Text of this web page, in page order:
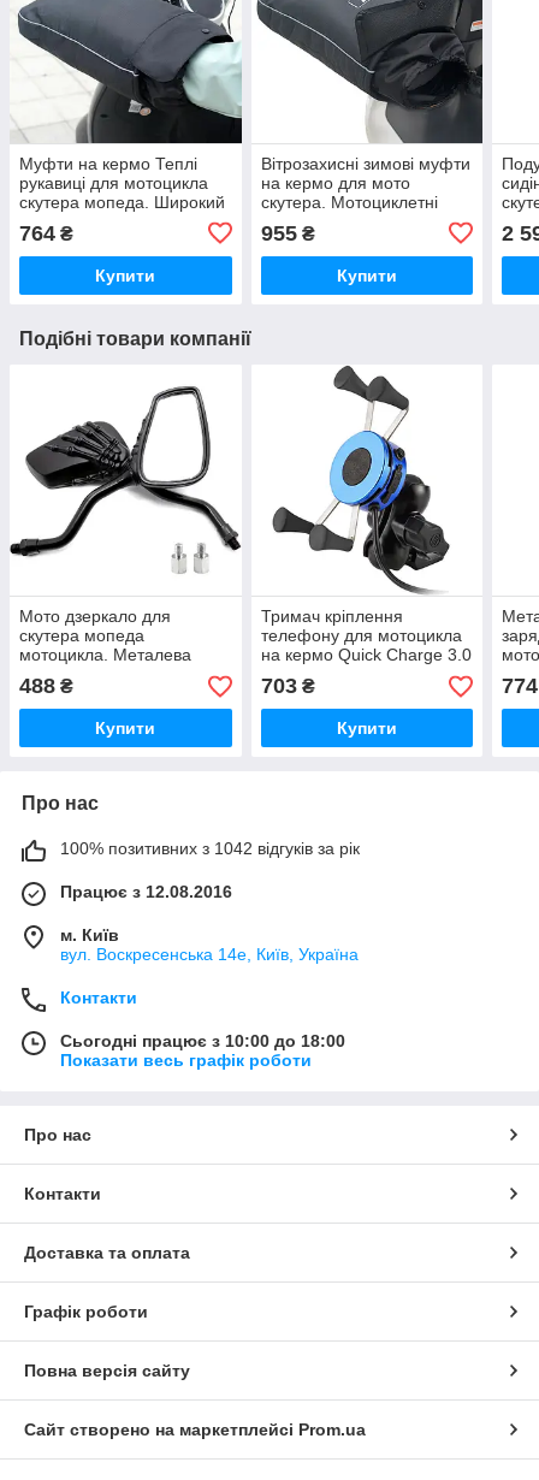
Муфти на кермо Теплі
рукавиці для мотоцикла
скутера мопеда. Широкий
764 ₴
Купити
Вітрозахисні зимові муфти
на кермо для мото
скутера. Мотоциклетні
955₴
Купити
2
Подібні товари компанії
Мото дзеркало для
скутера мопеда
мотоцикла. Металева
ніжка
488 ₴
Купити
Тримач кріплення
телефону для мотоцикла
на кермо Quick Charge 3.0
Універсальне
703₴
Купити
774
Про нас
100% позитивних з 1042 відгуків за рік
Працює з 12.08.2016
м. Київ
вул. Воскресенська 14е, Київ, Україна
Контакти
Сьогодні працює з 10:00 до 18:00
Показати весь графік роботи
Про нас
Контакти
Доставка та оплата
Графік роботи
Повна версія сайту
Сайт створено на маркетплейсі Prom.ua